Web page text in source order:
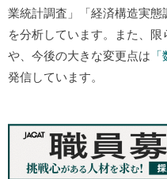
業統計調査」「経済構造実
を分析しています。また、
や、今後の大きな変更点は
発信しています。